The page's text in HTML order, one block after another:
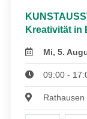
Kreativität in
Mi, 5.
09:00 -